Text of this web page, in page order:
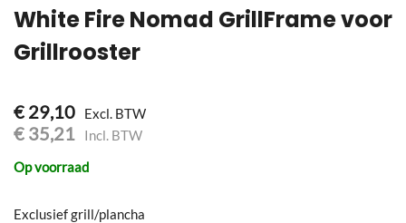
White Fire Nomad GrillFrame voor
Grillrooster
€ 35,21
€ 29,10
Op voorraad
Exclusief grill/plancha
de
afbeeldingen-
gallerij